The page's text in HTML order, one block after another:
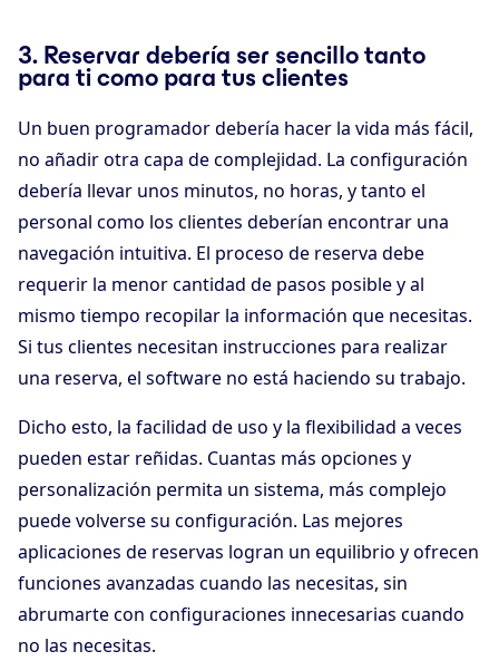
3. Reservar debería ser sencillo tanto
para ti como para tus clientes
Un buen programador debería hacer la vida más fácil,
no añadir otra capa de complejidad. La configuración
debería llevar unos minutos, no horas, y tanto el
personal como los clientes deberían encontrar una
navegación intuitiva. El proceso de reserva debe
requerir la menor cantidad de pasos posible y al
mismo tiempo recopilar la información que necesitas.
Si tus clientes necesitan instrucciones para realizar
una reserva, el software no está haciendo su trabajo.
Dicho esto, la facilidad de uso y la flexibilidad a veces
pueden estar reñidas. Cuantas más opciones y
personalización permita un sistema, más complejo
puede volverse su configuración. Las mejores
aplicaciones de reservas logran un equilibrio y ofrecen
funciones avanzadas cuando las necesitas, sin
abrumarte con configuraciones innecesarias cuando
no las necesitas.